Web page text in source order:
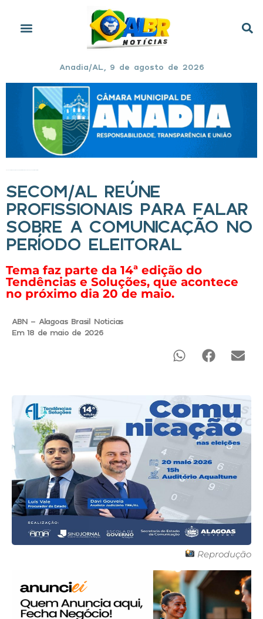
Anadia/AL, 9 de agosto de 2026
SECOM/AL REÚNE
PROFISSIONAIS PARA FALAR
SOBRE A COMUNICAÇÃO NO
PERÍODO ELEITORAL
Tema faz parte da 14ª edição do
Tendências e Soluções, que acontece
no próximo dia 20 de maio.
ABN - Alagoas Brasil Noticias
Em 18 de maio de 2026
Reprodução